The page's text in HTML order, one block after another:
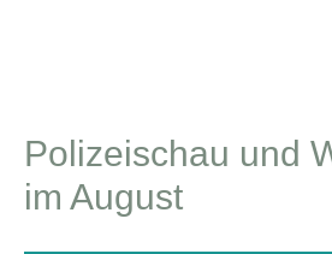
Polizeischau und
im August